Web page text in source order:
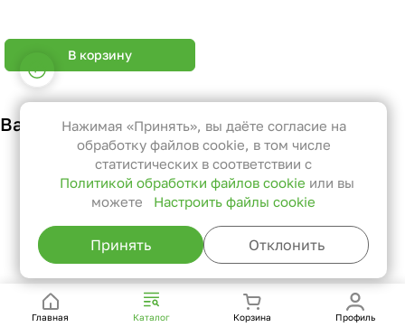
В корзину
Вам также может понравиться
Главная Каталог Корзина Профиль
Настройки файлов cookie
Функциональные
Эти файлы необходимы для
функционирования сайта и не
могут быть отключены в наших
системах. Вы можете настроить
браузер так, чтобы он блокировал
их или уведомлял вас об их
использовании, но в таком случае
сайта не будут работать.
Нажимая «Принять», вы даёте согласие на
обработку файлов cookie, в том числе
статистических в соответствии с
Политикой обработки файлов cookie или вы
можете
Настроить файлы cookie
Принять Отклонить